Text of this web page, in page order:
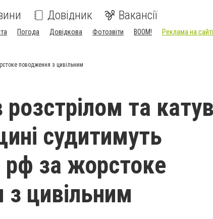
Довідник Вакансії
Погода Довідкова Фотозвіти BOOM! Реклама на сайті
поводження з цивільним
та
судитимуть
рф за жорстоке
цивільним